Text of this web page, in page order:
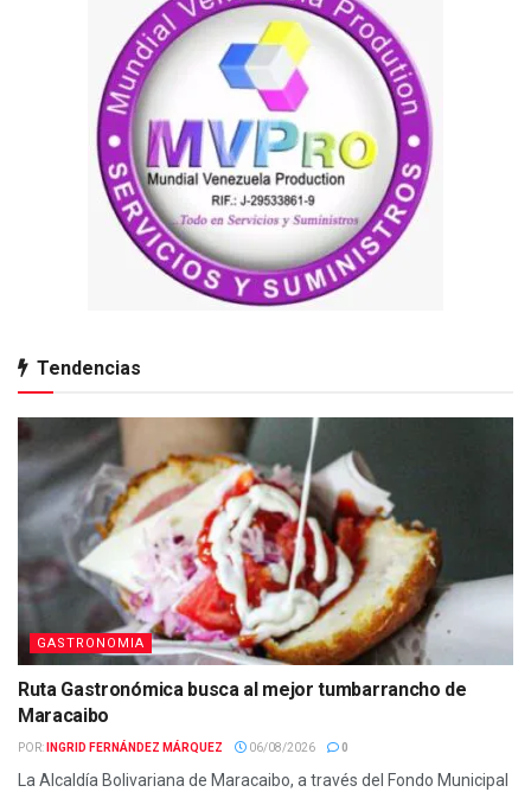
Tendencias
GASTRONOMIA
Ruta Gastronómica busca al mejor tumbarrancho de
Maracaibo
POR: INGRID FERNÁNDEZ MÁRQUEZ 06/08/2026 0
La Alcaldía Bolivariana de Maracaibo, a través del Fondo Municipal